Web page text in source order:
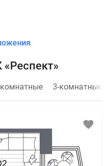
3-комнатные